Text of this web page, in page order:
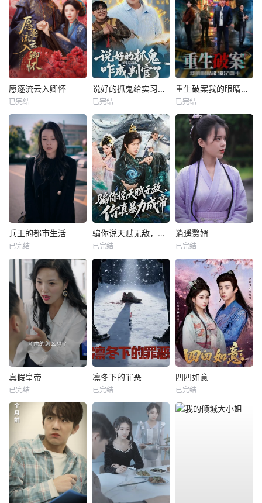
愿逐流云入卿怀
已完结
说好的抓鬼给实习证明，咋成判官了
已完结
重生破案我的眼睛能锁定凶手
已完结
兵王的都市生活
已完结
骗你说天赋无敌，你真暴力成帝
已完结
逍遥赘婿
已完结
真假皇帝
已完结
凛冬下的罪恶
已完结
四四如意
已完结